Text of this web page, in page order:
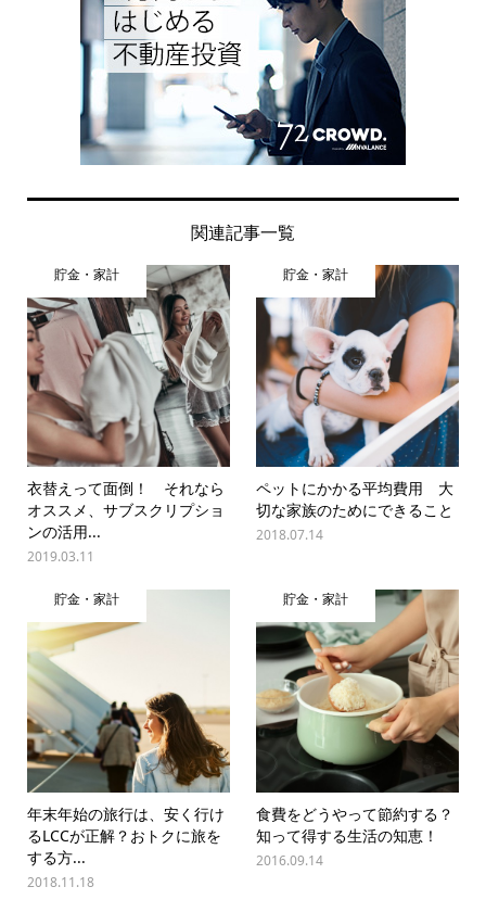
関連記事一覧
貯金・家計
衣替えって面倒！ それなら
オススメ、サブスクリプショ
ンの活用...
2019.03.11
貯金・家計
ペットにかかる平均費用 大
切な家族のためにできること
2018.07.14
貯金・家計
年末年始の旅行は、安く行け
るLCCが正解？おトクに旅を
する方...
2018.11.18
貯金・家計
食費をどうやって節約する？
知って得する生活の知恵！
2016.09.14